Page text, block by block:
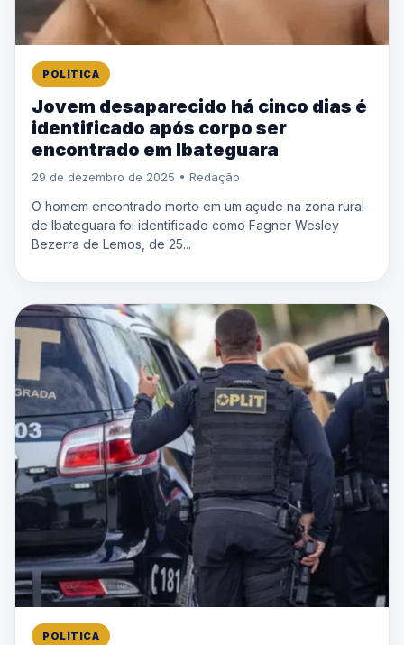
POLÍTICA
Jovem desaparecido há cinco dias é
identificado após corpo ser
encontrado em Ibateguara
29 de dezembro de 2025 • Redação
O homem encontrado morto em um açude na zona rural
de Ibateguara foi identificado como Fagner Wesley
Bezerra de Lemos, de 25...
POLÍTICA